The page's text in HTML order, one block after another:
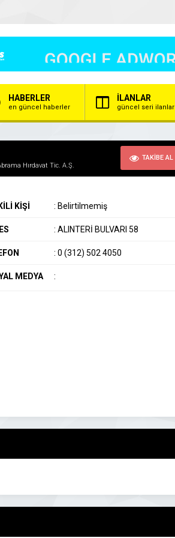
HABERLER
en güncel haberler
İLANLAR
güncel seri ilanlar
Hırdavat Tic. A.Ş.
TAKİBE AL
KİŞİ : Belirtilmemiş
: ALINTERİ BULVARI 58
: 0 (312) 502 4050
MEDYA :